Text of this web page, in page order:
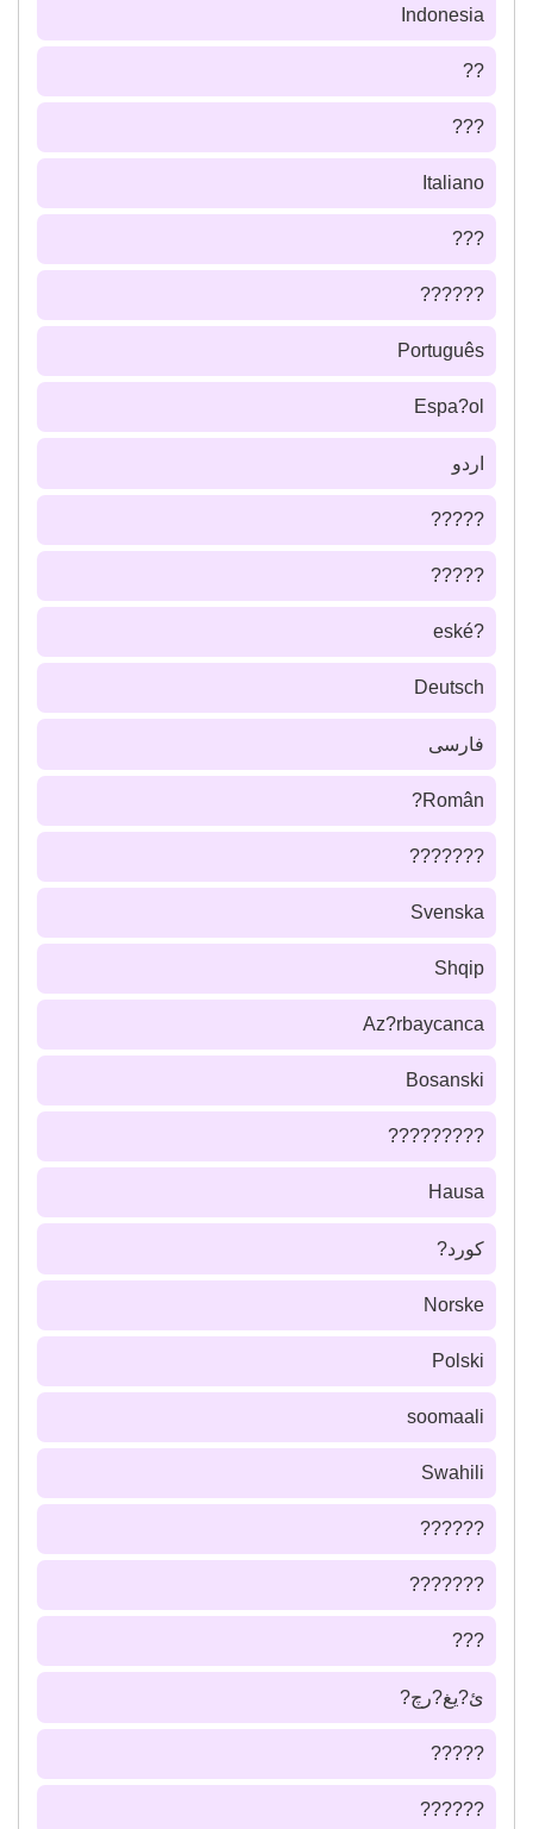
Indonesia
??
???
Italiano
???
??????
Português
Espa?ol
اردو
?????
?????
?eské
Deutsch
فارسى
Român?
???????
Svenska
Shqip
Az?rbaycanca
Bosanski
?????????
Hausa
كورد?
Norske
Polski
soomaali
Swahili
??????
???????
???
ئ?يغ?رچ?
?????
??????